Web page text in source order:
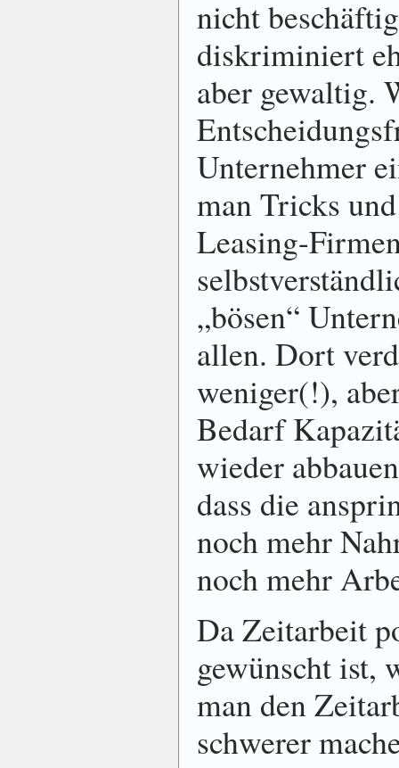
nicht
diskriminiert
aber gewaltig.
Unternehmer
man Tricks
Leasing-
„bösen“
allen. Dort
weniger(!),
Bedarf
wieder
dass die
noch mehr
noch mehr
Da Zeitarbeit
gewünscht ist,
man den
schwerer